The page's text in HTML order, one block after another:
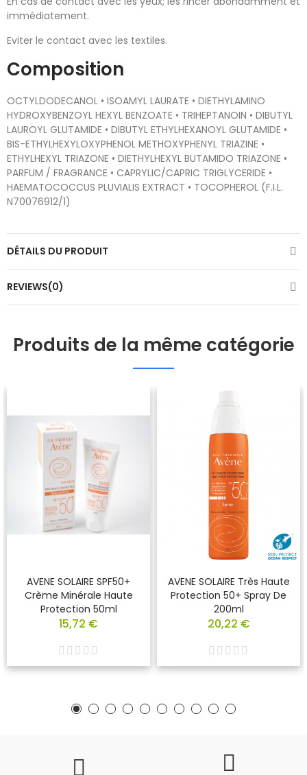
immédiatement.
Eviter le contact avec les textiles.
Composition
OCTYLDODECANOL • ISOAMYL LAURATE • DIETHYLAMINO
HYDROXYBENZOYL HEXYL BENZOATE • TRIHEPTANOIN • DIBUTYL
LAUROYL GLUTAMIDE • DIBUTYL ETHYLHEXANOYL GLUTAMIDE •
BIS-ETHYLHEXYLOXYPHENOL METHOXYPHENYL TRIAZINE •
ETHYLHEXYL TRIAZONE • DIETHYLHEXYL BUTAMIDO TRIAZONE •
PARFUM / FRAGRANCE • CAPRYLIC/CAPRIC TRIGLYCERIDE •
HAEMATOCOCCUS PLUVIALIS EXTRACT • TOCOPHEROL (F.I.L.
N70076912/1)​
DÉTAILS DU PRODUIT
REVIEWS(0)
Produits de la même catégorie
AVENE SOLAIRE SPF50+
Crème Minérale Haute
Protection 50ml
15,72 €
AVENE SOLAIRE Très Haute
Protection 50+ Spray De
200ml
20,22 €